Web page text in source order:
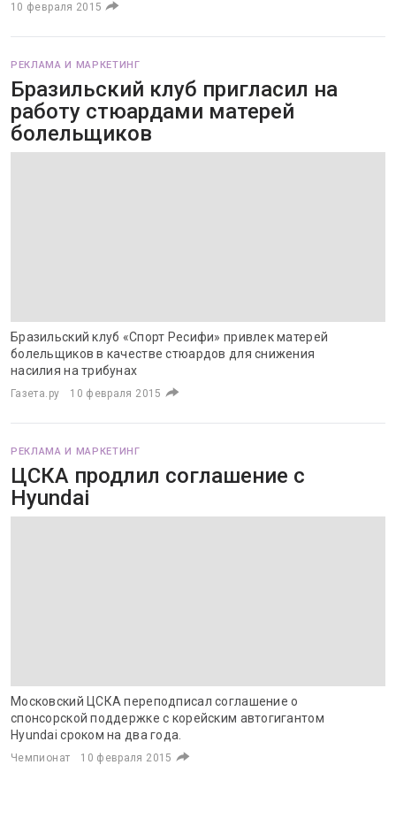
10 февраля 2015
РЕКЛАМА И МАРКЕТИНГ
Бразильский клуб пригласил на
работу стюардами матерей
болельщиков
Бразильский клуб «Спорт Ресифи» привлек матерей
болельщиков в качестве стюардов для снижения
насилия на трибунах
Газета.ру 10 февраля 2015
РЕКЛАМА И МАРКЕТИНГ
ЦСКА продлил соглашение с
Hyundai
Московский ЦСКА переподписал соглашение о
спонсорской поддержке с корейским автогигантом
Hyundai сроком на два года.
Чемпионат 10 февраля 2015